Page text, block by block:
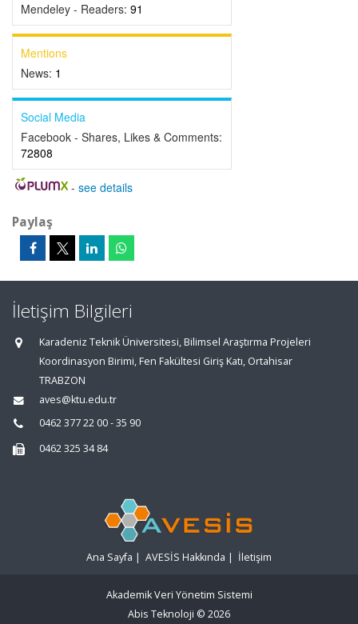
Mendeley - Readers: 91
Mentions
News: 1
Social Media
Facebook - Shares, Likes & Comments:
72808
- see details
Paylaş
İletişim Bilgileri
Karadeniz Teknik Üniversitesi, Bilimsel Araştırma Projeleri
Koordinasyon Birimi, Fen Fakültesi Giriş Katı, Ortahisar
TRABZON
aves@ktu.edu.tr
0462 377 22 00 - 35 90
0462 325 34 84
Ana Sayfa | AVESİS Hakkında | İletişim
Akademik Veri Yönetim Sistemi
Abis Teknoloji © 2026